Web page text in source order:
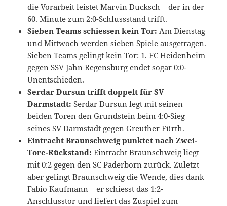
die Vorarbeit leistet Marvin Ducksch – der in der
60. Minute zum 2:0-Schlussstand trifft.
Sieben Teams schiessen kein Tor: Am Dienstag
und Mittwoch werden sieben Spiele ausgetragen.
Sieben Teams gelingt kein Tor: 1. FC Heidenheim
gegen SSV Jahn Regensburg endet sogar 0:0-
Unentschieden.
Serdar Dursun trifft doppelt für SV
Darmstadt: Serdar Dursun legt mit seinen
beiden Toren den Grundstein beim 4:0-Sieg
seines SV Darmstadt gegen Greuther Fürth.
Eintracht Braunschweig punktet nach Zwei-
Tore-Rückstand: Eintracht Braunschweig liegt
mit 0:2 gegen den SC Paderborn zurück. Zuletzt
aber gelingt Braunschweig die Wende, dies dank
Fabio Kaufmann – er schiesst das 1:2-
Anschlusstor und liefert das Zuspiel zum